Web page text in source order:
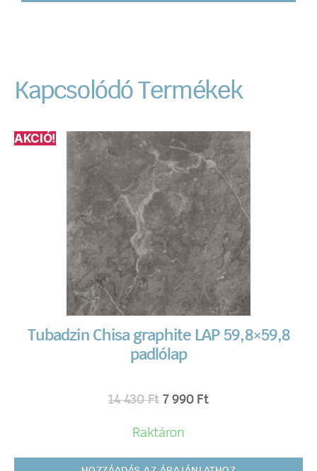
Kapcsolódó Termékek
AKCIÓ!
Tubadzin Chisa graphite LAP 59,8×59,8
padlólap
14 430Ft 7 990 Ft
Raktáron